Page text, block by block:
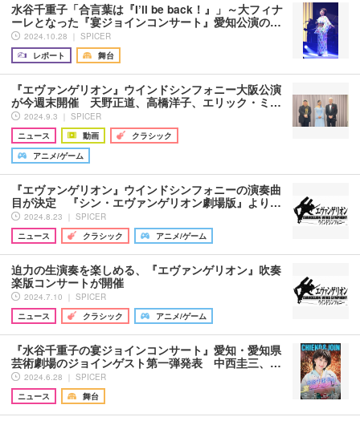
水谷千重子「合言葉は『I’ll be back！』」～大フィナ
ーレとなった『宴ジョインコンサート』愛知公演の…
2024.10.28 ｜ SPICER
レポート
舞台
『エヴァンゲリオン』ウインドシンフォニー大阪公演
が今週末開催 天野正道、高橋洋子、エリック・ミ…
2024.9.3 ｜ SPICER
ニュース
動画
クラシック
アニメ/ゲーム
『エヴァンゲリオン』ウインドシンフォニーの演奏曲
目が決定 『シン・エヴァンゲリオン劇場版』より…
2024.8.23 ｜ SPICER
ニュース
クラシック アニメ/ゲーム
迫力の生演奏を楽しめる、『エヴァンゲリオン』吹奏
楽版コンサートが開催
2024.7.10 ｜ SPICER
ニュース
クラシック アニメ/ゲーム
『水谷千重子の宴ジョインコンサート』愛知・愛知県
芸術劇場のジョインゲスト第一弾発表 中西圭三、…
2024.6.28 ｜ SPICER
ニュース
舞台